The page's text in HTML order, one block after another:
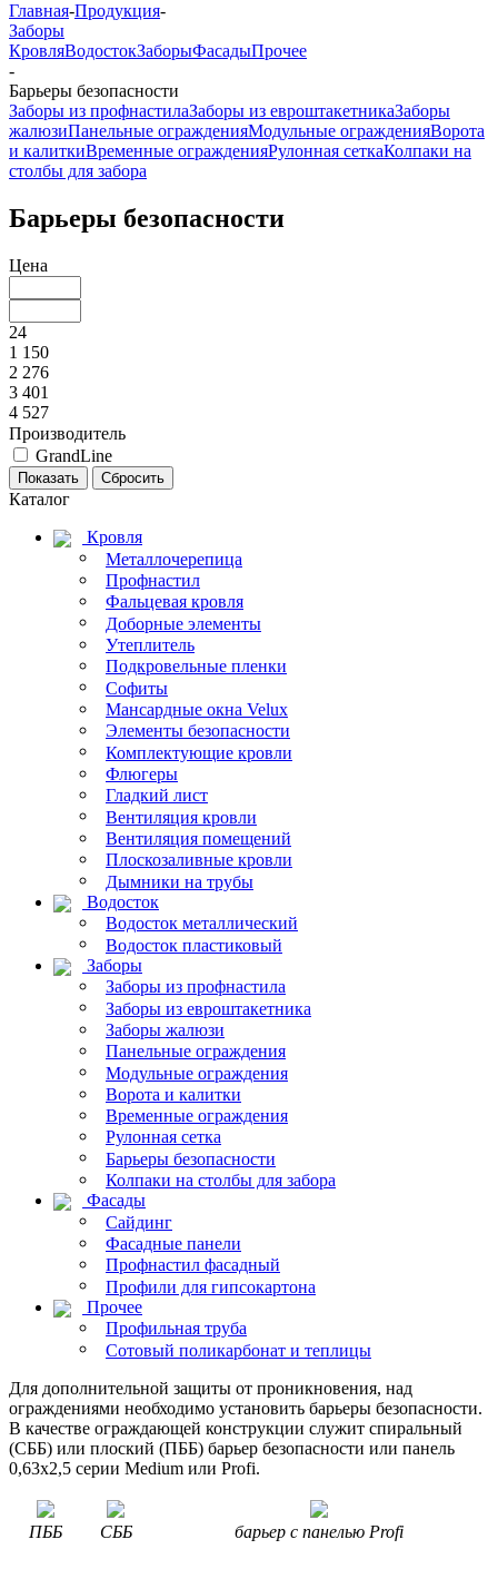
Главная-Продукция-
Заборы
КровляВодостокЗаборыФасадыПрочее
-
Барьеры безопасности
Заборы из профнастилаЗаборы из евроштакетникаЗаборы
жалюзиПанельные огражденияМодульные огражденияВорота
и калиткиВременные огражденияРулонная сеткаКолпаки на
столбы для забора
Барьеры безопасности
Цена
24
1 150
2 276
3 401
4 527
Производитель
GrandLine
Каталог
Кровля
Металлочерепица
Профнастил
Фальцевая кровля
Доборные элементы
Утеплитель
Подкровельные пленки
Софиты
Мансардные окна Velux
Элементы безопасности
Комплектующие кровли
Флюгеры
Гладкий лист
Вентиляция кровли
Вентиляция помещений
Плоскозаливные кровли
Дымники на трубы
Водосток
Водосток металлический
Водосток пластиковый
Заборы
Заборы из профнастила
Заборы из евроштакетника
Заборы жалюзи
Панельные ограждения
Модульные ограждения
Ворота и калитки
Временные ограждения
Рулонная сетка
Барьеры безопасности
Колпаки на столбы для забора
Фасады
Сайдинг
Фасадные панели
Профнастил фасадный
Профили для гипсокартона
Прочее
Профильная труба
Сотовый поликарбонат и теплицы
Для дополнительной защиты от проникновения, над
ограждениями необходимо установить барьеры безопасности.
В качестве ограждающей конструкции служит спиральный
(СББ) или плоский (ПББ) барьер безопасности или панель
0,63х2,5 серии Medium или Profi.
ПББ СББ барьер с панелью Profi